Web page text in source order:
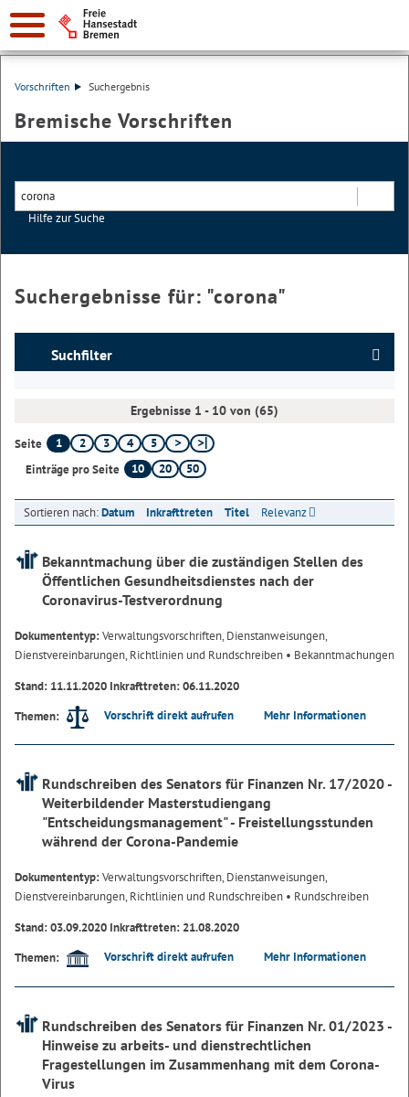
Vorschriften Suchergebnis
Bremische Vorschriften
Hilfe zur Suche
Suchergebnisse für: "corona"
Suchfilter
Ergebnisse 1 - 10 von (65)
Seite 1 2 3 4
5
Einträge pro Seite
10 20 50
Sortieren nach:Datum Inkrafttreten Titel Relevanz
Bekanntmachung über die zuständigen Stellen des
Öffentlichen Gesundheitsdienstes nach der
Coronavirus-Testverordnung
Dokumententyp:Verwaltungsvorschriften, Dienstanweisungen,
Dienstvereinbarungen, Richtlinien und Rundschreiben • Bekanntmachungen
Stand: 11.11.2020 Inkrafttreten: 06.11.2020
Themen:
Vorschrift direkt aufrufen Mehr Informationen
Rundschreiben des Senators für Finanzen Nr. 17/2020 -
Weiterbildender Masterstudiengang
"Entscheidungsmanagement" - Freistellungsstunden
während der Corona-Pandemie
Dokumententyp:Verwaltungsvorschriften, Dienstanweisungen,
Dienstvereinbarungen, Richtlinien und Rundschreiben • Rundschreiben
Stand: 03.09.2020 Inkrafttreten: 21.08.2020
Themen:
Vorschrift direkt aufrufen Mehr Informationen
Rundschreiben des Senators für Finanzen Nr. 01/2023 -
Hinweise zu arbeits- und dienstrechtlichen
Fragestellungen im Zusammenhang mit dem Corona-
Virus